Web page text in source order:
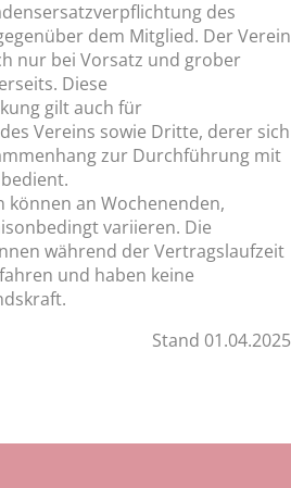
des
dem Mitglied. Der Verein
nur bei Vorsatz und grober
Diese
gilt auch für
Vereins sowie Dritte, derer sich
zur Durchführung mit
können an Wochenenden,
variieren. Die
während der Vertragslaufzeit
und haben keine
Stand 01.04.2025